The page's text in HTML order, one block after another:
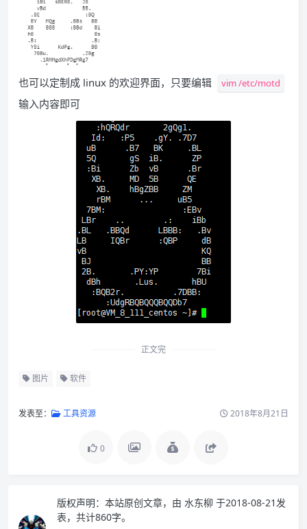
也可以定制成 linux 的欢迎界面，只要编辑 vim /etc/motd
输入内容即可
正文完
图片 软件
发表至： 工具资源 2018年8月21日
0
版权声明： 本站原创文章，由 水东柳 于2018-08-21发
表，共计860字。